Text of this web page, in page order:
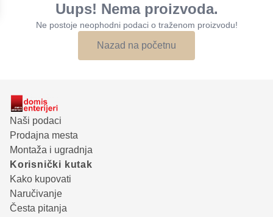
Uups! Nema proizvoda.
Ne postoje neophodni podaci o traženom proizvodu!
Nazad na početnu
Naši podaci
Prodajna mesta
Montaža i ugradnja
Korisnički kutak
Kako kupovati
Naručivanje
Česta pitanja